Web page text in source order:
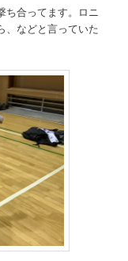
ち合ってます。ロニ
、などと言っていた